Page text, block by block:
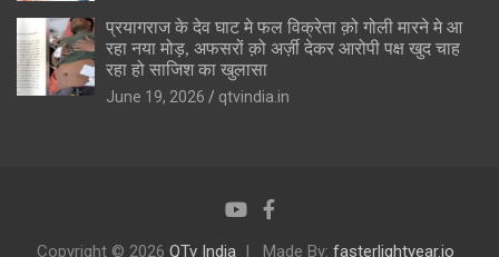
प्रयागराज के देव घाट मे फल विक्रेता क़ो गोली मारने मे आ
रहा नया मोड़, अफसरों क़ो अर्ज़ी देकर आरोपी पक्ष खुद चाह
रहा हो साजिश का खुलासा
June 19, 2026
qtvindia.in
Copyright © 2026 QTv India Made By: fasterlightyear.io